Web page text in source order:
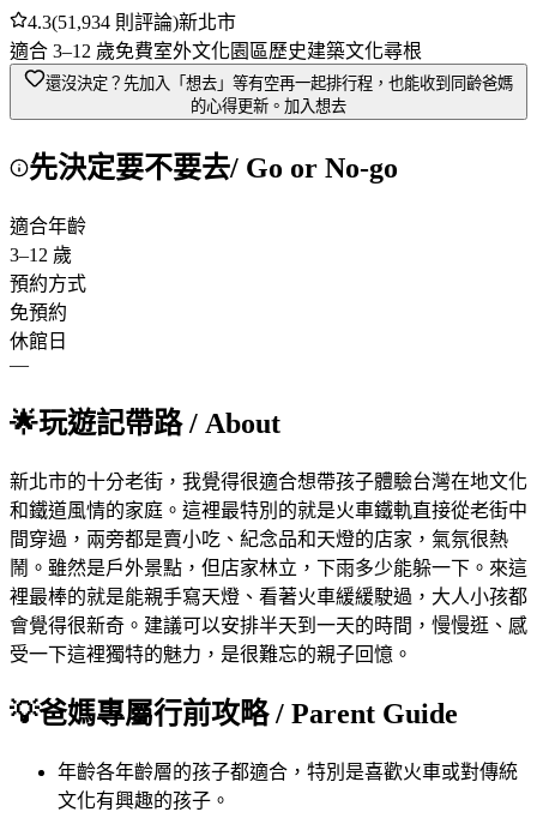
4.3(51,934 則評論)新北市
適合 3–12 歲免費室外文化園區歷史建築文化尋根
還沒決定？先加入「想去」 等有空再一起排行程，也能收到同齡爸媽
的心得更新。 加入想去
先決定要不要去/ Go or No-go
適合年齡
3–12 歲
預約方式
免預約
休館日
—
🌟玩遊記帶路/ About
新北市的十分老街，我覺得很適合想帶孩子體驗台灣在地文化
和鐵道風情的家庭。這裡最特別的就是火車鐵軌直接從老街中
間穿過，兩旁都是賣小吃、紀念品和天燈的店家，氣氛很熱
鬧。雖然是戶外景點，但店家林立，下雨多少能躲一下。來這
裡最棒的就是能親手寫天燈、看著火車緩緩駛過，大人小孩都
會覺得很新奇。建議可以安排半天到一天的時間，慢慢逛、感
受一下這裡獨特的魅力，是很難忘的親子回憶。
💡爸媽專屬行前攻略 / Parent Guide
年齡各年齡層的孩子都適合，特別是喜歡火車或對傳統
文化有興趣的孩子。